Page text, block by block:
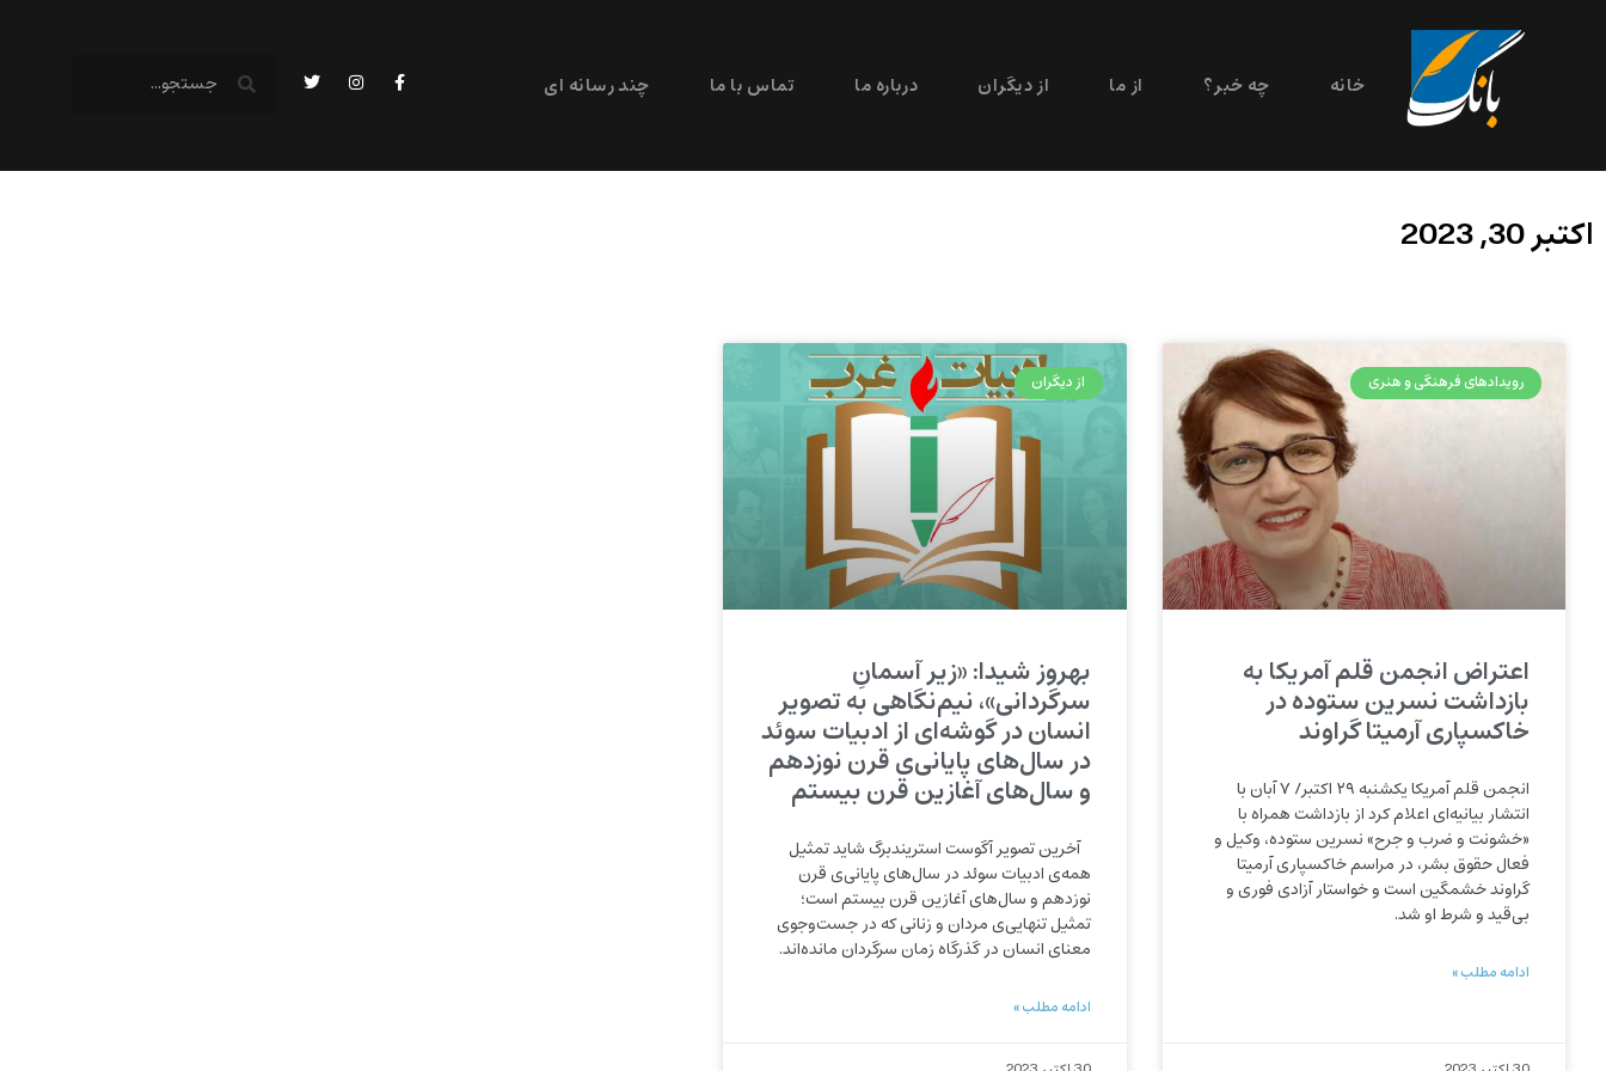
خانه چه خبر؟ از ما از دیگران درباره ما تماس با ما چند رسانه ای
اکتبر 30, 2023
رویدادهای فرهنگی و هنری
اعتراض انجمن قلم آمریکا به
بازداشت نسرین ستوده در
خاکسپاری آرمیتا گراوند
انجمن قلم آمریکا یکشنبه ۲۹ اکتبر/ ۷ آبان با
انتشار بیانیه‌ای اعلام کرد از بازداشت همراه با
«خشونت و ضرب و جرح» نسرین ستوده، وکیل و
فعال حقوق بشر، در مراسم خاکسپاری آرمیتا
گراوند خشمگین است و خواستار آزادی فوری و
بی‌قید و شرط او شد.
ادامه مطلب »
از دیگران
بهروز شیدا: «زیر آسمانِ
سرگردانی»، نیم‌نگاهی به تصویر
انسان در گوشه‌ای از ادبیات سوئد
در سال‌های پایانی‌ی قرن نوزدهم
و سال‌های آغازین قرن بیستم
آخرین تصویر آگوست استریندبرگ شاید تمثیل
همه‌ی ادبیات سوئد در سال‌های پایانی‌ی قرن
نوزدهم و سال‌های آغازین قرن بیستم است؛
تمثیل تنهایی‌ی مردان و زنانی كه در جست‌و‌جوی
معنای انسان در گذرگاه زمان سرگردان مانده‌اند.
ادامه مطلب »